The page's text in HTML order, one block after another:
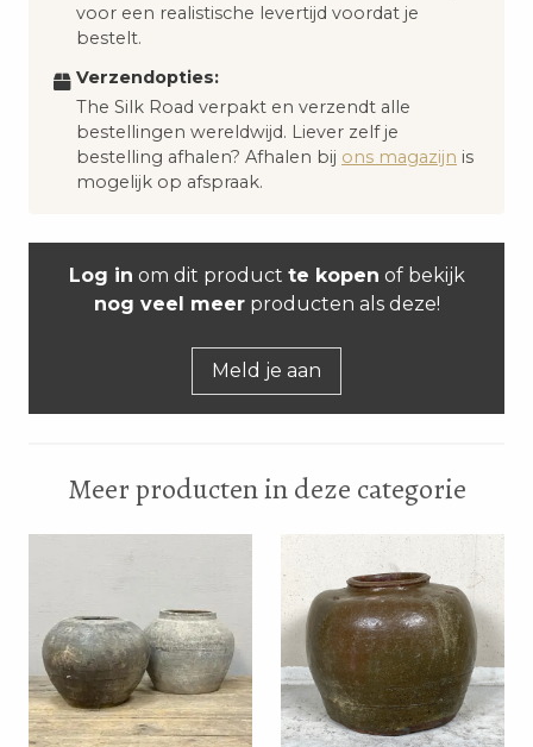
voor een realistische levertijd voordat je
bestelt.
Verzendopties:
The Silk Road verpakt en verzendt alle
bestellingen wereldwijd. Liever zelf je
bestelling afhalen? Afhalen bij ons magazijn is
mogelijk op afspraak.
Log in om dit product te kopen of bekijk
nog veel meerproducten als deze!
Meld je aan
Meer producten in deze categorie